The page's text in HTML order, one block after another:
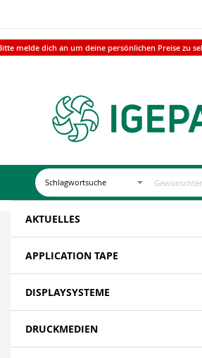
melde dich an um deine persönlichen Preise zu
AKTUELLES
APPLICATION TAPE
DISPLAYSYSTEME
DRUCKMEDIEN